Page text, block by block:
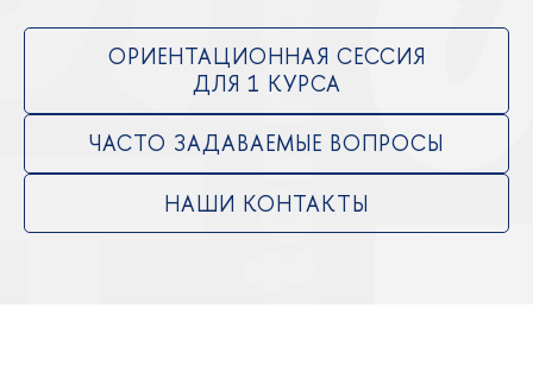
ОРИЕНТАЦИОННАЯ СЕССИЯ
ДЛЯ 1 КУРСА
ЧАСТО ЗАДАВАЕМЫЕ ВОПРОСЫ
НАШИ КОНТАКТЫ